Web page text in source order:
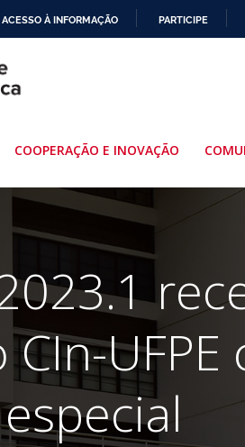
ACESSO À INFORMAÇÃO PARTICIPE
COOPERAÇÃO E INOVAÇÃO
UFPE